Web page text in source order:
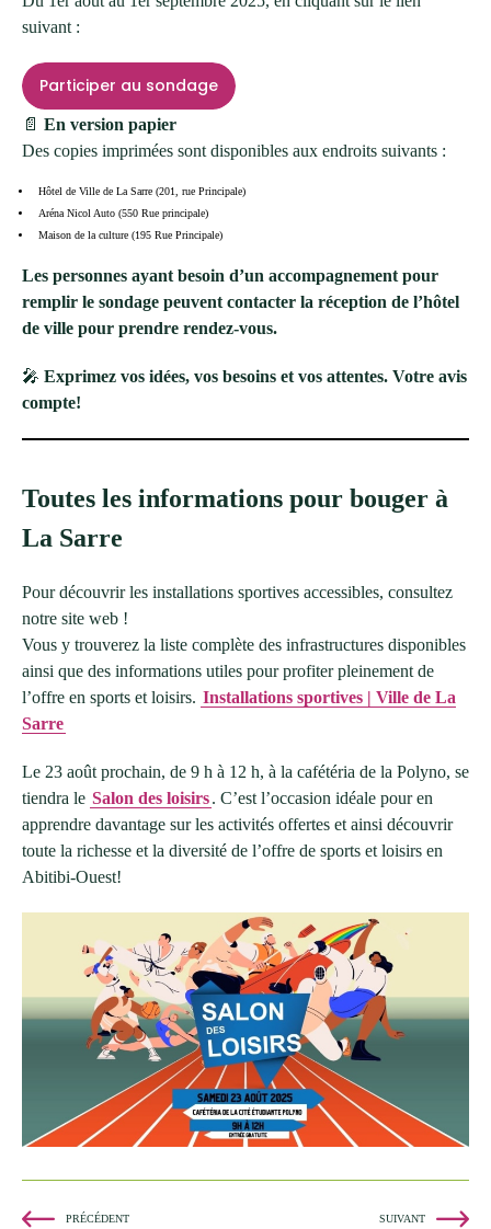
suivant :
Participer au sondage
📄 En version papier
Des copies imprimées sont disponibles aux endroits suivants :
Hôtel de Ville de La Sarre (201, rue Principale)
Aréna Nicol Auto (550 Rue principale)
Maison de la culture (195 Rue Principale)
Les personnes ayant besoin d’un accompagnement pour
remplir le sondage peuvent contacter la réception de l’hôtel
de ville pour prendre rendez-vous.
🎤 Exprimez vos idées, vos besoins et vos attentes. Votre avis
compte!
Toutes les informations pour bouger à
La Sarre
Pour découvrir les installations sportives accessibles, consultez
notre site web !
Vous y trouverez la liste complète des infrastructures disponibles
ainsi que des informations utiles pour profiter pleinement de
l’offre en sports et loisirs. Installations sportives | Ville de La
Sarre
Le 23 août prochain, de 9 h à 12 h, à la cafétéria de la Polyno, se
tiendra le Salon des loisirs. C’est l’occasion idéale pour en
apprendre davantage sur les activités offertes et ainsi découvrir
toute la richesse et la diversité de l’offre de sports et loisirs en
Abitibi-Ouest!
PRÉCÉDENT SUIVANT